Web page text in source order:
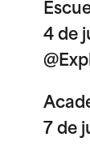
4 de
7 de